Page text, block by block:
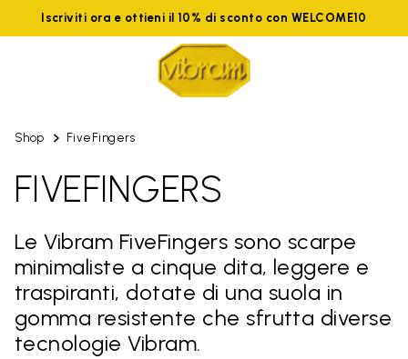
Iscriviti ora e ottieni il 10% di sconto con WELCOME10
Shop FiveFingers
FIVEFINGERS
Le Vibram FiveFingers sono scarpe
minimaliste a cinque dita, leggere e
traspiranti, dotate di una suola in
gomma resistente che sfrutta diverse
tecnologie Vibram.